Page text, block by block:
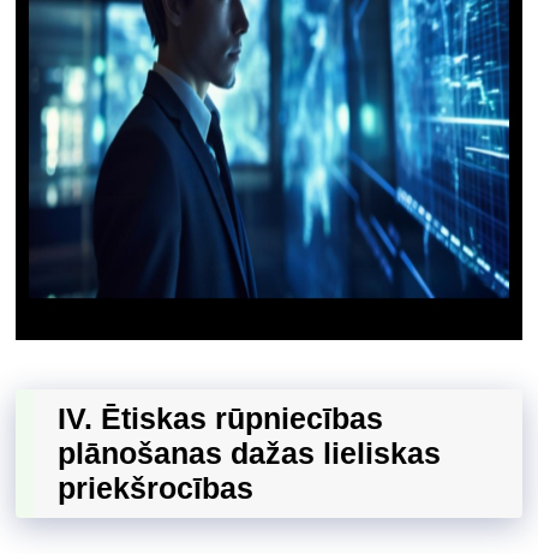
IV. Ētiskas rūpniecības
plānošanas dažas lieliskas
priekšrocības